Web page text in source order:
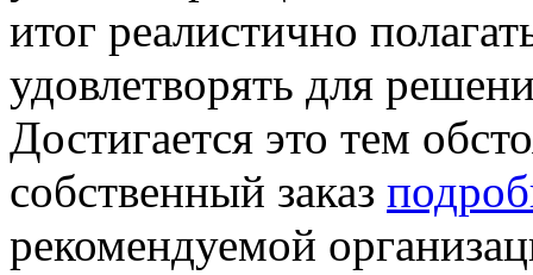
итог реалистично
удовлетворять для
Достигается это тем
собственный заказ
рекомендуемой